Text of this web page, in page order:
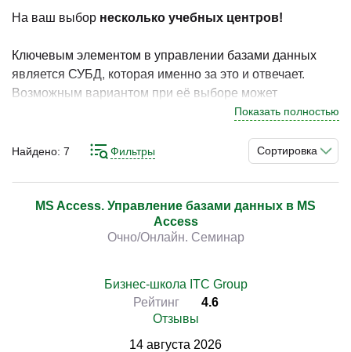
На ваш выбор несколько учебных центров!
Ключевым элементом в управлении базами данных
является СУБД, которая именно за это и отвечает.
Возможным вариантом при её выборе может
послужить Microsift Office Acess. Она удобна для
одновременно достаточно продвинута для решения
сложных задач. Данная СУБД может работать с
таблицами, запросами, отчётами, страницами доступа,
модулями и макросами, что делает её отличным
выбором для большинства организаций. Приступить к
изучению этой платформы вы можете на курсах.
практический опыт позволят вам стать специалистом в
Показать полностью
Сортировка
Найдено: 7 Фильтры
MS Access. Управление базами данных в MS
Access
Очно/Онлайн. Семинар
Бизнес-школа ITC Group
Рейтинг
4.6
Отзывы
14 августа 2026